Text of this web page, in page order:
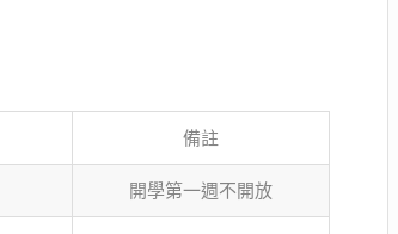
間
覽
期
備註
開學第一週不開放